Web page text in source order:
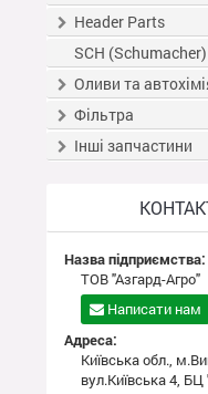
Header Parts
SCH (Schumacher)
Оливи та
Фільтра
Інші запчастини
Назва підприємства:
ТОВ "Азгард-Агро"
Написати нам
Адреса:
Київська обл.,
вул.Київська 4,